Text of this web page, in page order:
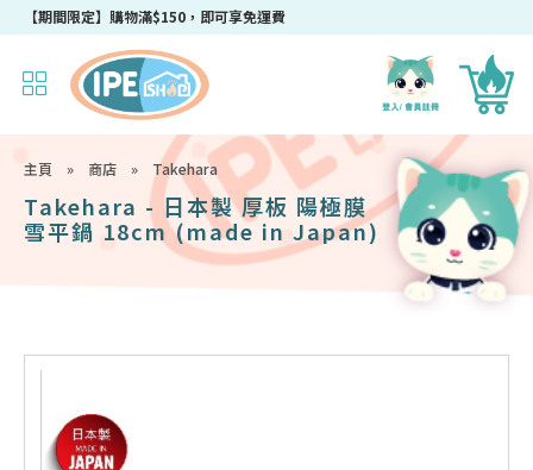
【期間限定】購物滿$150，即可享免運費
主頁 » 商店 » Takehara
Takehara - 日本製 厚板 陽極膜
雪平鍋 18cm (made in Japan)